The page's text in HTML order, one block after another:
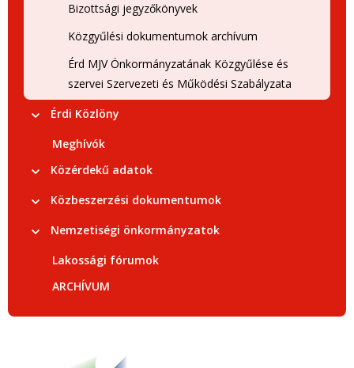
Bizottsági jegyzőkönyvek
Közgyűlési dokumentumok archívum
Érd MJV Önkormányzatának Közgyűlése és
szervei Szervezeti és Működési Szabályzata
Érdi Közlöny
Meghívók
Közérdekű adatok
Közbeszerzési dokumentumok
Nemzetiségi önkormányzatok
Lakossági fórumok
ARCHÍVUM